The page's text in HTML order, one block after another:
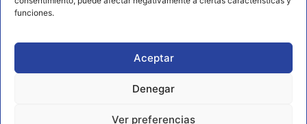
funciones.
Aceptar
Denegar
Ver preferencias
Declaración de accesibilidad